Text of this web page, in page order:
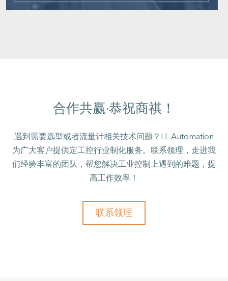
合作共赢·恭祝商祺！
遇到需要选型或者流量计相关技术问题？LL Automation
为广大客户提供定工控行业制化服务。联系领理，走进我
们经验丰富的团队，帮您解决工业控制上遇到的难题，提
高工作效率！
联系领理